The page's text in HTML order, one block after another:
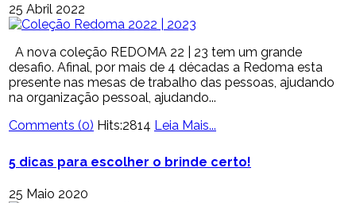
25 Abril 2022
A nova coleção REDOMA 22 | 23 tem um grande
desafio. Afinal, por mais de 4 décadas a Redoma esta
presente nas mesas de trabalho das pessoas, ajudando
na organização pessoal, ajudando...
Comments (0) Hits:2814 Leia Mais...
5 dicas para escolher o brinde certo!
25 Maio 2020